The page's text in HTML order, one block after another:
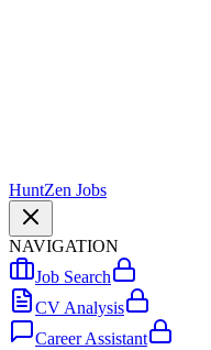
HuntZen Jobs
NAVIGATION
Job Search
CV Analysis
Career Assistant